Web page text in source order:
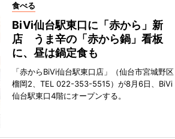
食べる
BiVi仙台駅東口に「赤から」新
店 うま辛の「赤から鍋」看板
に、昼は鍋定食も
「赤からBiVi仙台駅東口店」（仙台市宮城野区
榴岡2、TEL 022-353-5515）が8月6日、BiVi
仙台駅東口4階にオープンする。